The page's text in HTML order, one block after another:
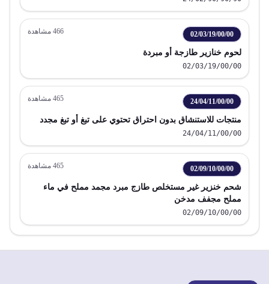
02/03/19/00/00
466 مشاهدة
لحوم خنازير طازجة أو مبردة
02/03/19/00/00
24/04/11/00/00
465 مشاهدة
منتجات للاستنشاق بدون احتراق تحتوي على تبغ أو تبغ مجدد
24/04/11/00/00
02/09/10/00/00
465 مشاهدة
شحم خنزير غير مستخلص طازج مبرد مجمد مملح في ماء
مملح مجفف مدخن
02/09/10/00/00